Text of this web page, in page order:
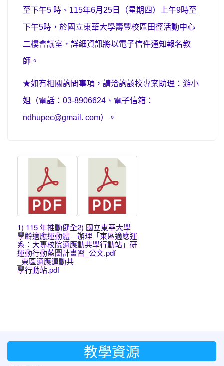
至下午5 時、 115年6月 25 日（星期四）上午9時至
下午5時，於國立東華大學壽豐校區田徑活動中心
二樓會議室，詳細資訊將以電子信件通知報名教
師。
★如有相關詢問事項，請洽詢該校專案助理：游小
姐（電話： 03-8906624 、電子信箱：
ndhupec@gmail. com）。
1) 115 年推動健全
學齡適應運動體
系：大專校院適應
運動行動藍圖計畫
_東區適應運動共
學行動站.pdf
2) 國立東華大學
辦理「東區適應運
動共學行動站」研
習_公文.pdf
教學資源